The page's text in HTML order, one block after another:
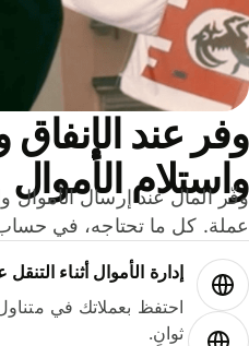
عند الإنفاق
الأموال
كل ما تحتاجه، في حساب
إدارة الأموال أثناء التنقل
احتفظ بعملاتك في
ثوانٍ.